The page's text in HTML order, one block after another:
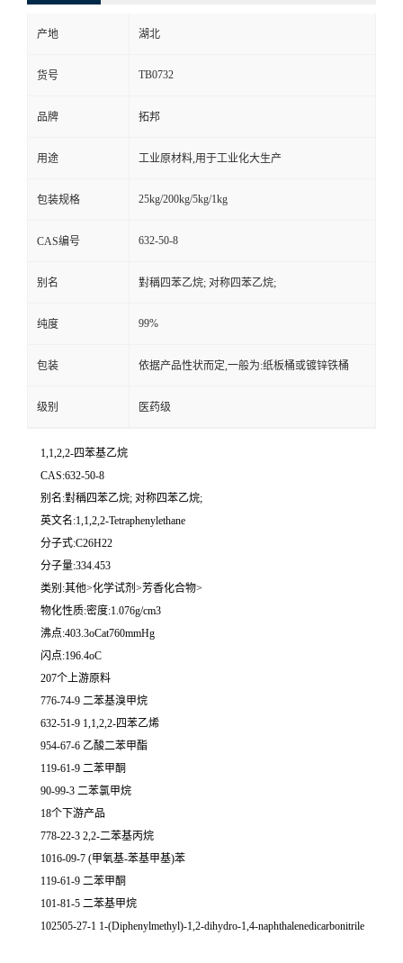
产地 湖北
货号 TB0732
品牌 拓邦
用途 工业原材料,用于工业化大生产
包装规格 25kg/200kg/5kg/1kg
CAS编号 632-50-8
别名 對稱四苯乙烷; 对称四苯乙烷;
纯度 99%
包装 依据产品性状而定,一般为:纸板桶或镀锌铁桶
级别 医药级
1,1,2,2-四苯基乙烷
CAS:632-50-8
别名:對稱四苯乙烷; 对称四苯乙烷;
英文名:1,1,2,2-Tetraphenylethane
分子式:C26H22
分子量:334.453
类别:其他>化学试剂>芳香化合物>
物化性质:密度:1.076g/cm3
沸点:403.3oCat760mmHg
闪点:196.4oC
207个上游原料
776-74-9 二苯基溴甲烷
632-51-9 1,1,2,2-四苯乙烯
954-67-6 乙酸二苯甲酯
119-61-9 二苯甲酮
90-99-3 二苯氯甲烷
18个下游产品
778-22-3 2,2-二苯基丙烷
1016-09-7 (甲氧基-苯基甲基)苯
119-61-9 二苯甲酮
101-81-5 二苯基甲烷
102505-27-1 1-(Diphenylmethyl)-1,2-dihydro-1,4-naphthalenedicarbonitrile